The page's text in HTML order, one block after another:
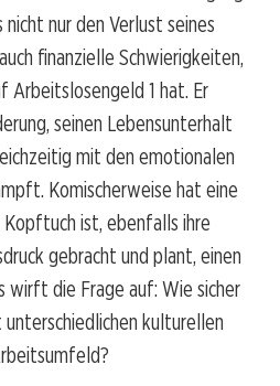
nur den Verlust seines
finanzielle Schwierigkeiten,
Arbeitslosengeld 1 hat. Er
seinen Lebensunterhalt
mit den emotionalen
Komischerweise hat eine
ist, ebenfalls ihre
gebracht und plant, einen
wirft die Frage auf: Wie sicher
unterschiedlichen kulturellen